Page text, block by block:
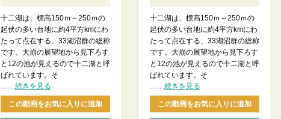
十二湖は、標高150ｍ～250ｍの
起伏の多い台地に約4平方kmにわ
たって点在する、33湖沼群の総称
です。大崩の展望地から見下ろす
と12の池が見えるので十二湖と呼
ばれています。そ
続きを見る
この動画をお気に入りに追加
十二湖は、標高150ｍ～250ｍの
起伏の多い台地に約4平方kmにわ
たって点在する、33湖沼群の総称
です。大崩の展望地から見下ろす
と12の池が見えるので十二湖と呼
ばれています。そ
続きを見る
この動画をお気に入りに追加